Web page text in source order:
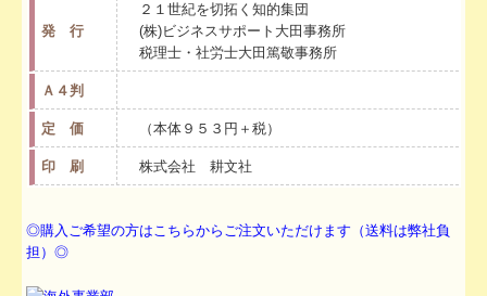
発 行
２１世紀を切拓く知的集団
(株)ビジネスサポート大田事務所
税理士・社労士大田篤敬事務所
Ａ４判
定 価 （本体９５３円＋税）
印 刷 株式会社 耕文社
◎購入ご希望の方はこちらからご注文いただけます（送料は弊社負
担）◎